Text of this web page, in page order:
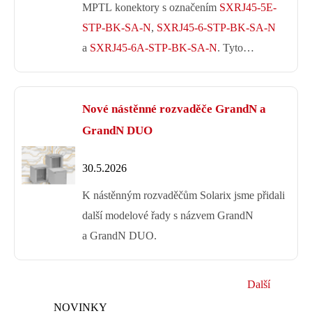
samořezné MPTL konektory
s označením SXRJ45-5E-STP-BK-SA-
N ,SXRJ45-6-STP-BK-SA-NaSXRJ45-
6A-STP-BK-SA-N. Tyto konektory
jsou určeny pro stíněné i nestíněné
kabely Solarix s vodičem typu drát
i kabely s vodičem typu licna.
Nové nástěnné rozvaděče
GrandN a GrandN DUO
30.5.2026
K nástěnným rozvaděčům Solarix
jsme přidali další modelové řady
s názvem GrandN a GrandN DUO.
Další
NOVINKY
Tento web používá k poskytování svých služeb soubory
cookie. Používáním tohoto webu s tím vyjadřujete svůj